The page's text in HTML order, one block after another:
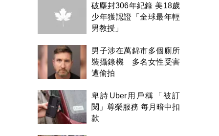
破塵封306年紀錄 美18歲
少年獲認證「全球最年輕
男教授」
男子涉在萬錦市多個廁所
裝攝錄機 多名女性受害
遭偷拍
卑詩Uber用戶稱「被訂
閱」尊榮服務 每月暗中扣
款